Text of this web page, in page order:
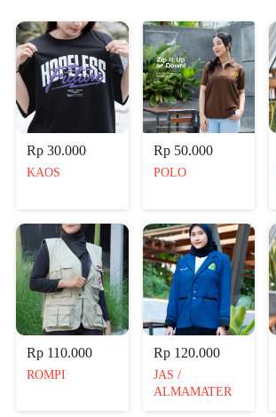
Rp 30.000
KAOS
Rp 50.000
POLO
Rp 110.000
ROMPI
Rp 120.000
JAS /
ALMAMATER